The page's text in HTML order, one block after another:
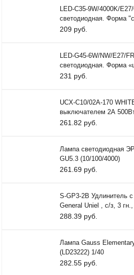
LED-C35-9W/4000K/
светодиодная. Форма
Sky. Белый свет
209 руб.
LED-G45-6W/NW/E27/
светодиодная. Форма
Multibright. Белый с
231 руб.
UCX-C10/02A-170
выключателем 2А
261.82 руб.
Лампа светодиодная
GU5.3 (10/100/4000)
261.69 руб.
S-GP3-2В Удлинитель
General Uniel , c/з, 3
288.39 руб.
Лампа Gauss
(LD23222) 1/40
282.55 руб.